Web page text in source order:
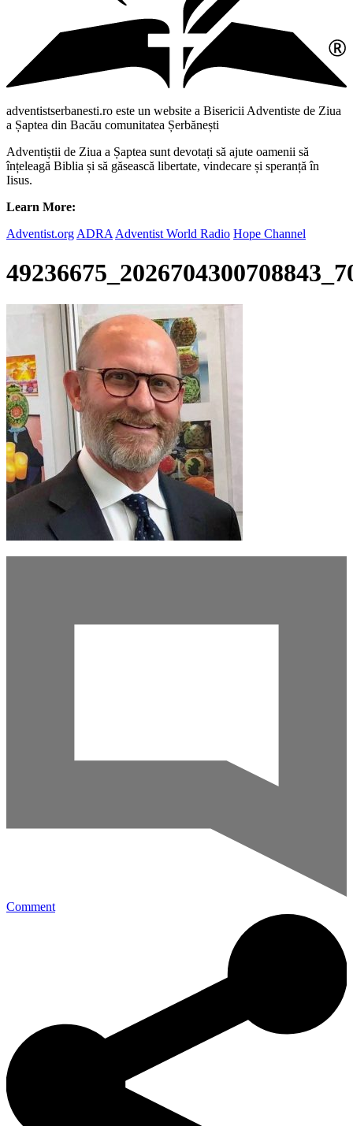
adventistserbanesti.ro este un website a Bisericii Adventiste de Ziua
a Șaptea din Bacău comunitatea Șerbănești
Adventiștii de Ziua a Șaptea sunt devotați să ajute oamenii să
înțeleagă Biblia și să găsească libertate, vindecare și speranță în
Iisus.
Learn More:
Adventist.org ADRA Adventist World Radio Hope Channel
Comment